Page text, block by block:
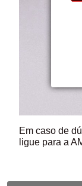
Em caso de
ligue para a